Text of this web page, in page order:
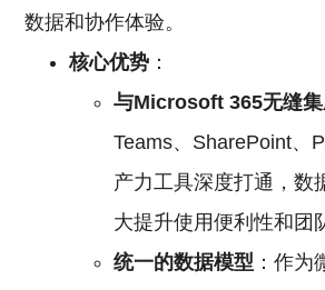
数据和协作体验。
核心优势 ：
与Microsoft 365无缝
Teams、SharePoint、
产力工具深度打通，数
大提升使用便利性和团
统一的数据模型 ：作为